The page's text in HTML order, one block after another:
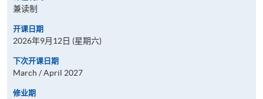
兼读制
开课日期
2026年9月12日 (星期六)
下次开课日期
March / April 2027
修业期